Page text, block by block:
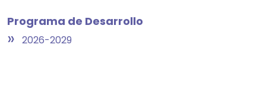
Programa de Desarrollo
» 2026-2029